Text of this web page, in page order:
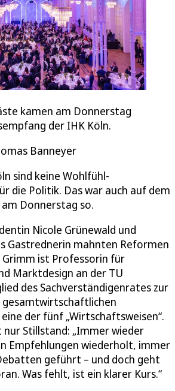
kamen am Donnerstag
der IHK Köln.
Banneyer
sind keine Wohlfühl-
die Politik. Das war auch auf dem
Donnerstag so.
Nicole Grünewald und
Gastrednerin mahnten Reformen
Grimm ist Professorin für
Marktdesign an der TU
des Sachverständigenrates zur
der fünf „Wirtschaftsweisen“.
Stillstand: „Immer wieder
Empfehlungen wiederholt, immer
geführt – und doch geht
Was fehlt, ist ein klarer Kurs.“